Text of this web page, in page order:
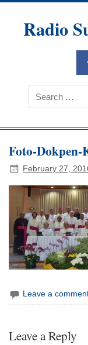
Radio
Foto-
February 27,
Leave a
Leave a Reply